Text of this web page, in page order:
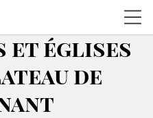
et églises
de